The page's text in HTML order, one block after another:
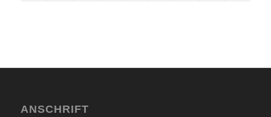
ANSCHRIFT